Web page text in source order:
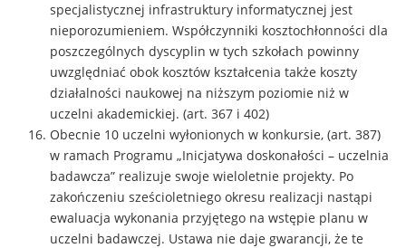
specjalistycznej infrastruktury informatycznej jest
nieporozumieniem. Współczynniki kosztochłonności dla
poszczególnych dyscyplin w tych szkołach powinny
uwzględniać obok kosztów kształcenia także koszty
działalności naukowej na niższym poziomie niż w
uczelni akademickiej. (art. 367 i 402)
Obecnie 10 uczelni wyłonionych w konkursie, (art. 387)
w ramach Programu „Inicjatywa doskonałości – uczelnia
badawcza” realizuje swoje wieloletnie projekty. Po
zakończeniu sześcioletniego okresu realizacji nastąpi
ewaluacja wykonania przyjętego na wstępie planu w
uczelni badawczej. Ustawa nie daje gwarancji, że te